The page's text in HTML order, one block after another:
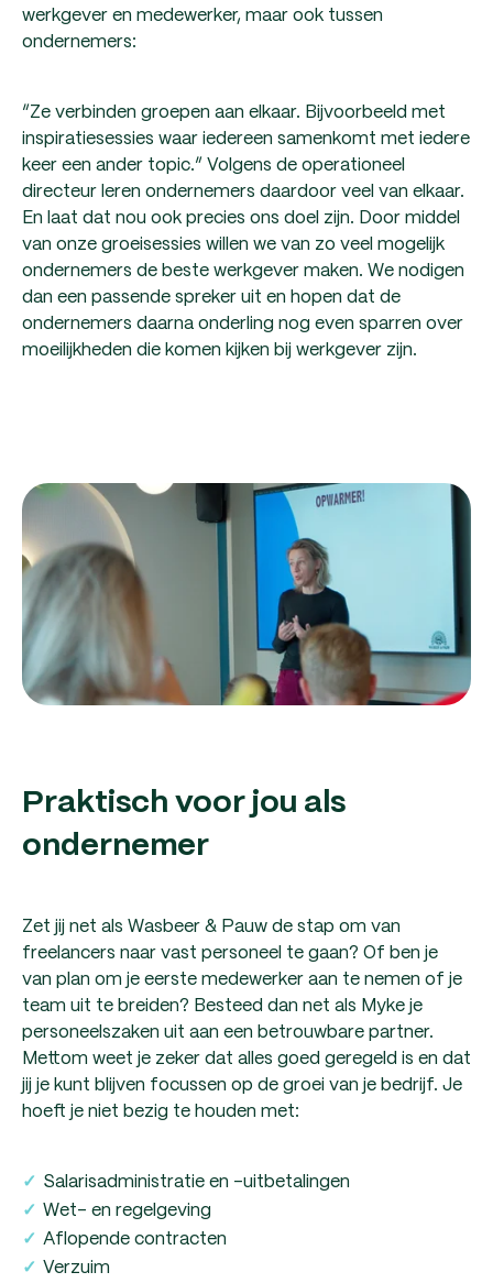
werkgever en medewerker, maar ook tussen
ondernemers:
“Ze verbinden groepen aan elkaar. Bijvoorbeeld met
inspiratiesessies waar iedereen samenkomt met iedere
keer een ander topic.” Volgens de operationeel
directeur leren ondernemers daardoor veel van elkaar.
En laat dat nou ook precies ons doel zijn. Door middel
van onze groeisessies willen we van zo veel mogelijk
ondernemers de beste werkgever maken. We nodigen
dan een passende spreker uit en hopen dat de
ondernemers daarna onderling nog even sparren over
moeilijkheden die komen kijken bij werkgever zijn.
Praktisch voor jou als
ondernemer
Zet jij net als Wasbeer & Pauw de stap om van
freelancers naar vast personeel te gaan? Of ben je
van plan om je eerste medewerker aan te nemen of je
team uit te breiden? Besteed dan net als Myke je
personeelszaken uit aan een betrouwbare partner.
Mettom weet je zeker dat alles goed geregeld is en dat
jij je kunt blijven focussen op de groei van je bedrijf. Je
hoeft je niet bezig te houden met:
✓ Salarisadministratie en -uitbetalingen
✓ Wet- en regelgeving
✓ Aflopende contracten
✓ Verzuim